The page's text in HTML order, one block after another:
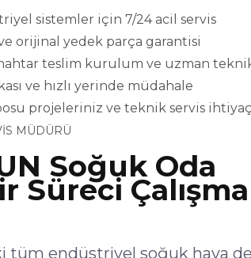
sistemler için 7/24 acil servis
orijinal yedek parça garantisi
teslim kurulum ve uzman
ve hızlı yerinde müdahale
projeleriniz ve teknik servis
MÜDÜRÜ
Soğuk Oda
Süreci Çalışma
tüm endüstriyel soğuk hava